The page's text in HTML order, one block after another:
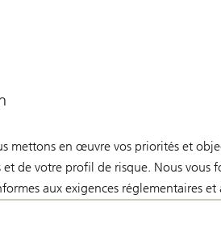
mettons en œuvre vos priorités et
de votre profil de risque. Nous vous
aux exigences réglementaires et